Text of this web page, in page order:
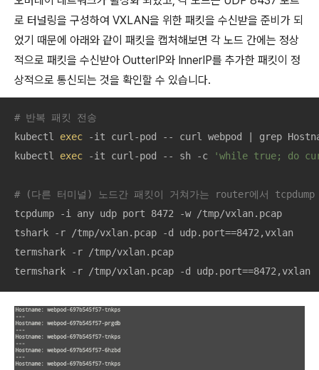
로 터널링을 구성하여 VXLAN을 위한 패킷을 수신받을 준비가 되
었기 때문에 아래와 같이 패킷을 캡처해보면 각 노드 간에는 정상
적으로 패킷을 수신받아 OutterIP와 InnerIP를 추가한 패킷이 정
상적으로 통신되는 것을 확인할 수 있습니다.
# 반복 패킷 전송
kubectl exec -it curl-pod -- curl webpod | grep
kubectl exec -it curl-pod -- sh -c 'while true; do
# (다른 터미널) 노드간 패킷이 거쳐가는 router에서 tcpdump
tcpdump -i any udp port 8472 -w /tmp/vxlan.pcap
tshark -r /tmp/vxlan.pcap -d udp.port==8472,vxlan
termshark -r /tmp/vxlan.pcap
termshark -r /tmp/vxlan.pcap -d udp.port==8472,vxlan